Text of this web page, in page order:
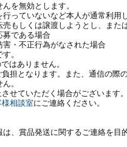
を無効とします。
っていないなど本人が通常利
もしくは譲渡しようとし、また
募である場合
害・不正行為がなされた場合
。
はありません。
担となります。また、通信の際
。
せていただく場合がございます
様相談室にご連絡ください。
、賞品発送に関するご連絡を目